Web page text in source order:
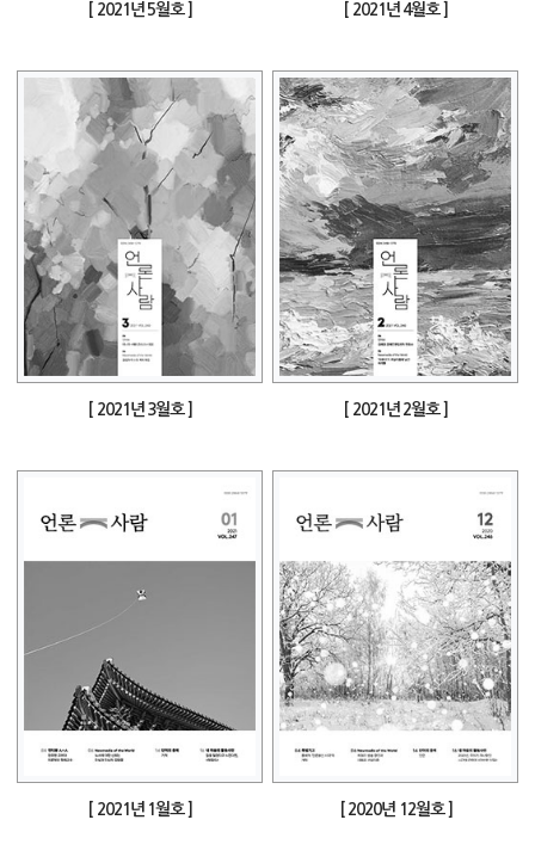
[ 2021년 5월호 ] [ 2021년 4월호 ]
[ 2021년 3월호 ] [ 2021년 2월호 ]
[ 2021년 1월호 ] [ 2020년 12월호 ]